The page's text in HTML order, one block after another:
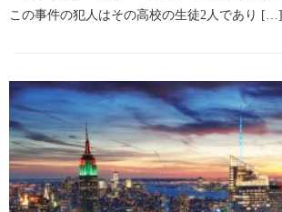
この事件の犯人はその高校の生徒2人であり […]